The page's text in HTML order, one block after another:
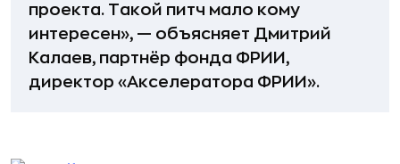
проекта. Такой питч мало кому
интересен», — объясняет Дмитрий
Калаев, партнёр фонда ФРИИ,
директор «Акселератора ФРИИ».